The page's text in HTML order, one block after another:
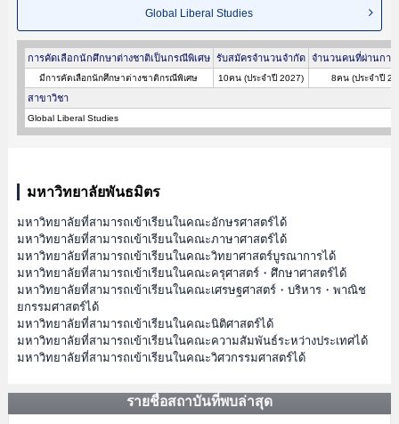
Global Liberal Studies
การคัดเลือกนักศึกษาต่างชาติเป็นกรณีพิเศษ รับสมัครจำนวนจำกัด จำนวนคนที่ผ่านการ
มีการคัดเลือกนักศึกษาต่างชาติกรณีพิเศษ 10คน (ประจำปี 2027) 8คน (ประจำปี
สาขาวิชา
Global Liberal Studies
มหาวิทยาลัยพันธมิตร
มหาวิทยาลัยที่สามารถเข้าเรียนในคณะอักษรศาสตร์ได้
มหาวิทยาลัยที่สามารถเข้าเรียนในคณะภาษาศาสตร์ได้
มหาวิทยาลัยที่สามารถเข้าเรียนในคณะวิทยาศาสตร์บูรณาการได้
มหาวิทยาลัยที่สามารถเข้าเรียนในคณะครุศาสตร์・ศึกษาศาสตร์ได้
มหาวิทยาลัยที่สามารถเข้าเรียนในคณะเศรษฐศาสตร์・บริหาร・พาณิช
ยกรรมศาสตร์ได้
มหาวิทยาลัยที่สามารถเข้าเรียนในคณะนิติศาสตร์ได้
มหาวิทยาลัยที่สามารถเข้าเรียนในคณะความสัมพันธ์ระหว่างประเทศได้
มหาวิทยาลัยที่สามารถเข้าเรียนในคณะวิศวกรรมศาสตร์ได้
รายชื่อสถาบันที่พบล่าสุด